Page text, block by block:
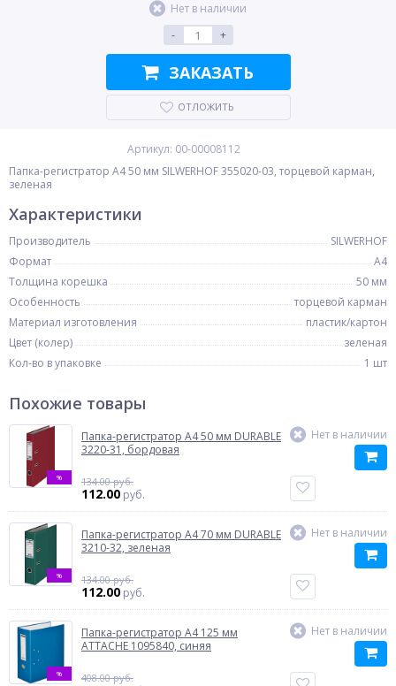
Нет в наличии
-
+
ЗАКАЗАТЬ
ОТЛОЖИТЬ
Артикул: 00-00008112
Папка-регистратор A4 50 мм SILWERHOF 355020-03, торцевой карман,
зеленая
Характеристики
Производитель
SILWERHOF
Формат
A4
Толщина корешка
50 мм
Особенность
торцевой карман
Материал изготовления
пластик/картон
Цвет (колер)
зеленая
Кол-во в упаковке
1 шт
Похожие товары
%
Папка-регистратор A4 50 мм DURABLE
3220-31, бордовая
134.00 руб.
112.00 руб.
Нет в наличии
%
Папка-регистратор A4 70 мм DURABLE
3210-32, зеленая
134.00 руб.
112.00 руб.
Нет в наличии
%
Папка-регистратор A4 125 мм
ATTACHE 1095840, синяя
408.00 руб.
Нет в наличии